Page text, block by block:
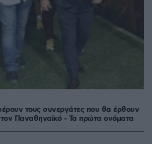
τους συνεργάτες που θα έρθουν
Παναθηναϊκό - Τα πρώτα ονόματα